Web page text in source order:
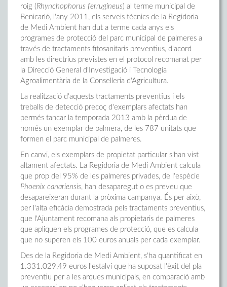
roig (Rhynchophorus ferrugineus) al terme municipal de
Benicarló, l'any 2011, els serveis tècnics de la Regidoria
de Medi Ambient han dut a terme cada anys els
programes de protecció del parc municipal de palmeres a
través de tractaments fitosanitaris preventius, d'acord
amb les directrius previstes en el protocol recomanat per
la Direcció General d'Investigació i Tecnologia
Agroalimentària de la Conselleria d'Agricultura.
La realització d'aquests tractaments preventius i els
treballs de detecció precoç d'exemplars afectats han
permés tancar la temporada 2013 amb la pèrdua de
només un exemplar de palmera, de les 787 unitats que
formen el parc municipal de palmeres.
En canvi, els exemplars de propietat particular s'han vist
altament afectats. La Regidoria de Medi Ambient calcula
que prop del 95% de les palmeres privades, de l'espècie
Phoenix canariensis, han desaparegut o es preveu que
desapareixeran durant la pròxima campanya. És per això,
per l'alta eficàcia demostrada pels tractaments preventius,
que l'Ajuntament recomana als propietaris de palmeres
que apliquen els programes de protecció, que es calcula
que no superen els 100 euros anuals per cada exemplar.
Des de la Regidoria de Medi Ambient, s'ha quantificat en
1.331.029,49 euros l'estalvi que ha suposat l'èxit del pla
preventiu per a les arques municipals, en comparació amb